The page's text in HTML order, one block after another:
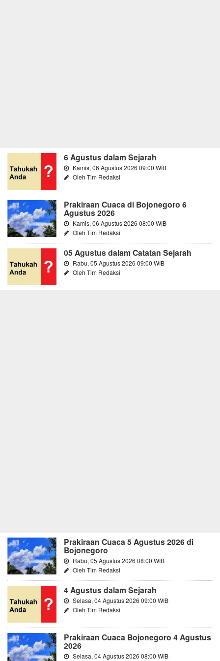
6 Agustus dalam Sejarah
Kamis, 06 Agustus 2026 09:00 WIB
Oleh Tim Redaksi
Prakiraan Cuaca di Bojonegoro 6
Agustus 2026
Kamis, 06 Agustus 2026 08:00 WIB
Oleh Tim Redaksi
05 Agustus dalam Catatan Sejarah
Rabu, 05 Agustus 2026 09:00 WIB
Oleh Tim Redaksi
Prakiraan Cuaca 5 Agustus 2026 di
Bojonegoro
Rabu, 05 Agustus 2026 08:00 WIB
Oleh Tim Redaksi
4 Agustus dalam Sejarah
Selasa, 04 Agustus 2026 09:00 WIB
Oleh Tim Redaksi
Prakiraan Cuaca Bojonegoro 4 Agustus
2026
Selasa, 04 Agustus 2026 08:00 WIB